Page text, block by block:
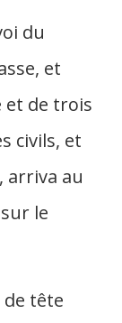
du
et
et de trois
civils, et
arriva au
le
tête